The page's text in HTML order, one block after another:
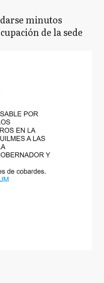
minutos
de la sede